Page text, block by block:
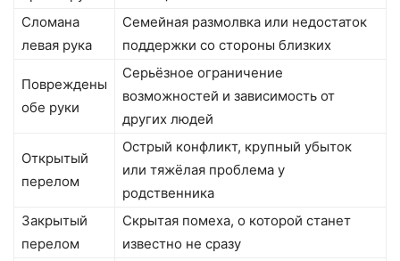
Сломана
левая рука
Семейная размолвка или недостаток
поддержки со стороны близких
Повреждены
обе руки
Серьёзное ограничение
возможностей и зависимость от
других людей
Открытый
перелом
Острый конфликт, крупный убыток
или тяжёлая проблема у
родственника
Закрытый
перелом
Скрытая помеха, о которой станет
известно не сразу